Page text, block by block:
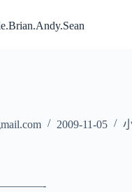
2009-11-05